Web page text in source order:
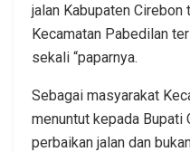
jalan Kabupaten
Kecamatan Pabedilan
sekali “paparnya.
Sebagai masyarakat
menuntut kepada Bupati
perbaikan jalan dan